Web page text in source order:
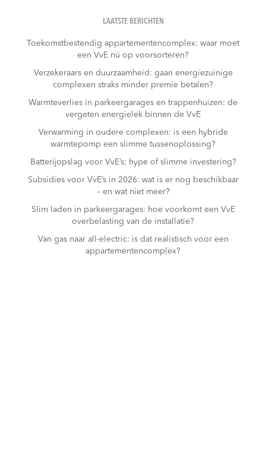
LAATSTE BERICHTEN
Toekomstbestendig appartementencomplex: waar moet
een VvE nú op voorsorteren?
Verzekeraars en duurzaamheid: gaan energiezuinige
complexen straks minder premie betalen?
Warmteverlies in parkeergarages en trappenhuizen: de
vergeten energielek binnen de VvE
Verwarming in oudere complexen: is een hybride
warmtepomp een slimme tussenoplossing?
Batterijopslag voor VvE’s: hype of slimme investering?
Subsidies voor VvE’s in 2026: wat is er nog beschikbaar
– en wat niet meer?
Slim laden in parkeergarages: hoe voorkomt een VvE
overbelasting van de installatie?
Van gas naar all-electric: is dat realistisch voor een
appartementencomplex?